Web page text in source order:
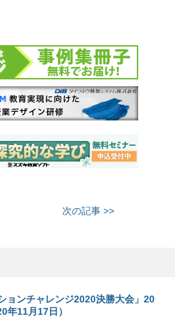
次の記事 >>
ョンチャレンジ2020決勝大会」20
年11月17日）